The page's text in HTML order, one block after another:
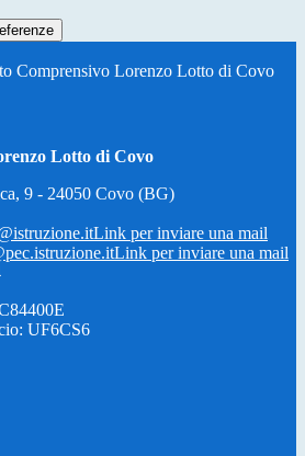
Comprensivo Lorenzo Lotto di Covo
Lotto di Covo
9 - 24050 Covo (BG)
Link per inviare una mail
Link per inviare una mail
UF6CS6